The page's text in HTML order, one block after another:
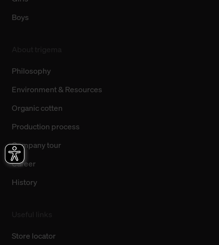
Boys
Philosophy
Environment & Resources
Organic cotten
Production process
Company tour
Career
History
Store locator